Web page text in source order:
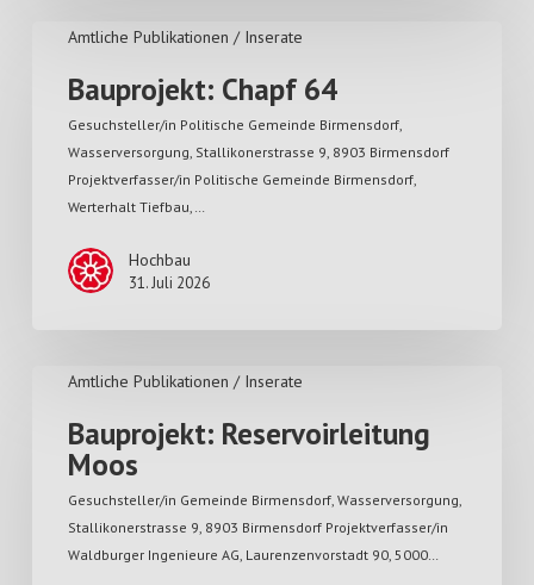
Amtliche Publikationen / Inserate
Bauprojekt: Chapf 64
Gesuchsteller/in Politische Gemeinde Birmensdorf,
Wasserversorgung, Stallikonerstrasse 9, 8903 Birmensdorf
Projektverfasser/in Politische Gemeinde Birmensdorf,
Werterhalt Tiefbau,…
Hochbau
31. Juli 2026
Amtliche Publikationen / Inserate
Bauprojekt: Reservoirleitung
Moos
Gesuchsteller/in Gemeinde Birmensdorf, Wasserversorgung,
Stallikonerstrasse 9, 8903 Birmensdorf Projektverfasser/in
Waldburger Ingenieure AG, Laurenzenvorstadt 90, 5000…